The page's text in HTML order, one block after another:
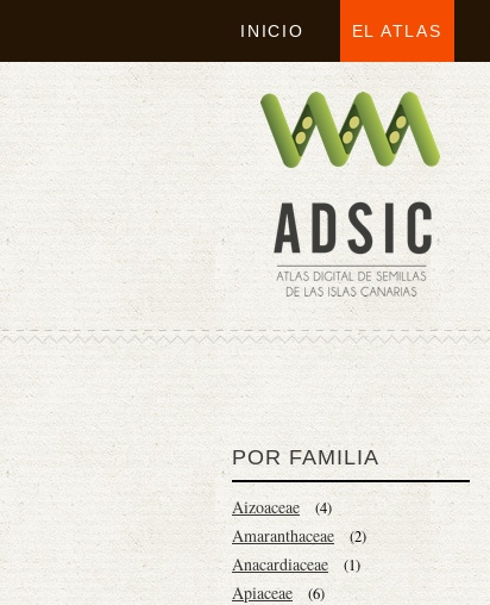
INICIO EL ATLAS
POR FAMILIA
Aizoaceae (4)
Amaranthaceae (2)
Anacardiaceae (1)
Apiaceae (6)